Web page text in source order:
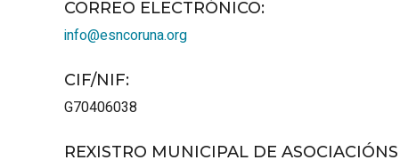
CORREO ELECTRÓNICO:
info@esncoruna.org
CIF/NIF:
G70406038
REXISTRO MUNICIPAL DE